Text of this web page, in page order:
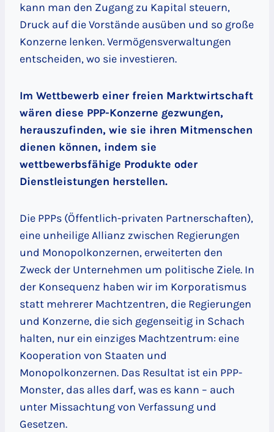
kann man den Zugang zu Kapital steuern,
Druck auf die Vorstände ausüben und so große
Konzerne lenken. Vermögensverwaltungen
entscheiden, wo sie investieren.
Im Wettbewerb einer freien Marktwirtschaft
wären diese PPP-Konzerne gezwungen,
herauszufinden, wie sie ihren Mitmenschen
dienen können, indem sie
wettbewerbsfähige Produkte oder
Dienstleistungen herstellen.
Die PPPs (Öffentlich-privaten Partnerschaften),
eine unheilige Allianz zwischen Regierungen
und Monopolkonzernen, erweiterten den
Zweck der Unternehmen um politische Ziele. In
der Konsequenz haben wir im Korporatismus
statt mehrerer Machtzentren, die Regierungen
und Konzerne, die sich gegenseitig in Schach
halten, nur ein einziges Machtzentrum: eine
Kooperation von Staaten und
Monopolkonzernen. Das Resultat ist ein PPP-
Monster, das alles darf, was es kann – auch
unter Missachtung von Verfassung und
Gesetzen.